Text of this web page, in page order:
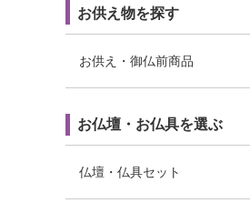
お供え物を探す
お供え・御仏前商品
お仏壇・お仏具を選ぶ
仏壇・仏具セット